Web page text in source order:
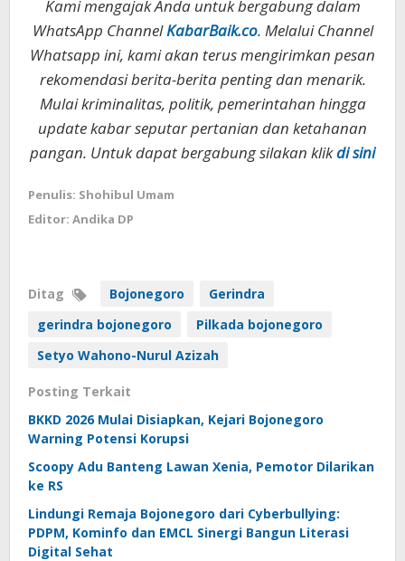
Kami mengajak Anda untuk bergabung dalam
WhatsApp ChannelKabarBaik.co. Melalui Channel
Whatsapp ini, kami akan terus mengirimkan pesan
rekomendasi berita-berita penting dan menarik.
Mulai kriminalitas, politik, pemerintahan hingga
update kabar seputar pertanian dan ketahanan
pangan. Untuk dapat bergabung silakan klikdi sini
Penulis: Shohibul Umam
Editor: Andika DP
Ditag Bojonegoro
Gerindra
gerindra bojonegoro
Pilkada bojonegoro
Setyo Wahono-Nurul Azizah
Posting Terkait
BKKD 2026 Mulai Disiapkan, Kejari Bojonegoro
Warning Potensi Korupsi
Scoopy Adu Banteng Lawan Xenia, Pemotor Dilarikan
ke RS
Lindungi Remaja Bojonegoro dari Cyberbullying:
PDPM, Kominfo dan EMCL Sinergi Bangun Literasi
Digital Sehat